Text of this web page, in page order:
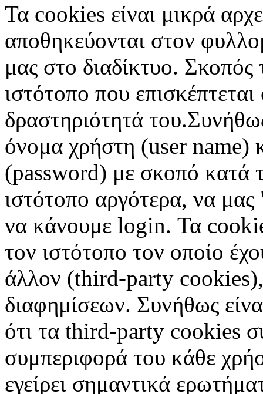
Τα cookies είναι μικρά
αποθηκεύονται στον
μας στο διαδίκτυο. Σκοπός
ιστότοπο που
δραστηριότητά
όνομα χρήστη (user name)
(password) με σκοπό κατά
ιστότοπο αργότερα, να μας
να κάνουμε login. Τα
τον ιστότοπο τον οποίο
άλλον (third-party
διαφημίσεων. Συνήθως
ότι τα third-party cookies
συμπεριφορά του κάθε
εγείρει σημαντικά